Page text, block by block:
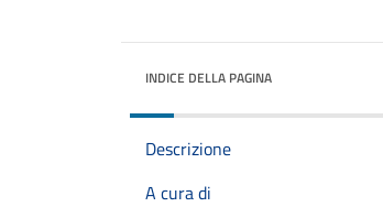
INDICE DELLA PAGINA
Descrizione
A cura di